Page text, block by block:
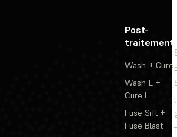
Post-
traitement
Wash + Cure
Wash L +
Cure L
Fuse Sift +
Fuse Blast